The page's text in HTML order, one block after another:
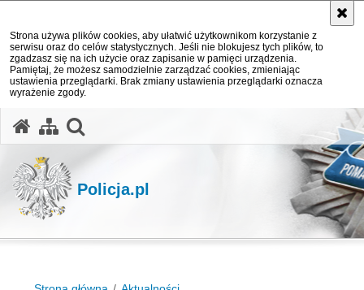
Strona używa plików cookies, aby ułatwić użytkownikom korzystanie z
serwisu oraz do celów statystycznych. Jeśli nie blokujesz tych plików, to
zgadzasz się na ich użycie oraz zapisanie w pamięci urządzenia.
Pamiętaj, że możesz samodzielnie zarządzać cookies, zmieniając
ustawienia przeglądarki. Brak zmiany ustawienia przeglądarki oznacza
wyrażenie zgody.
Policja.pl